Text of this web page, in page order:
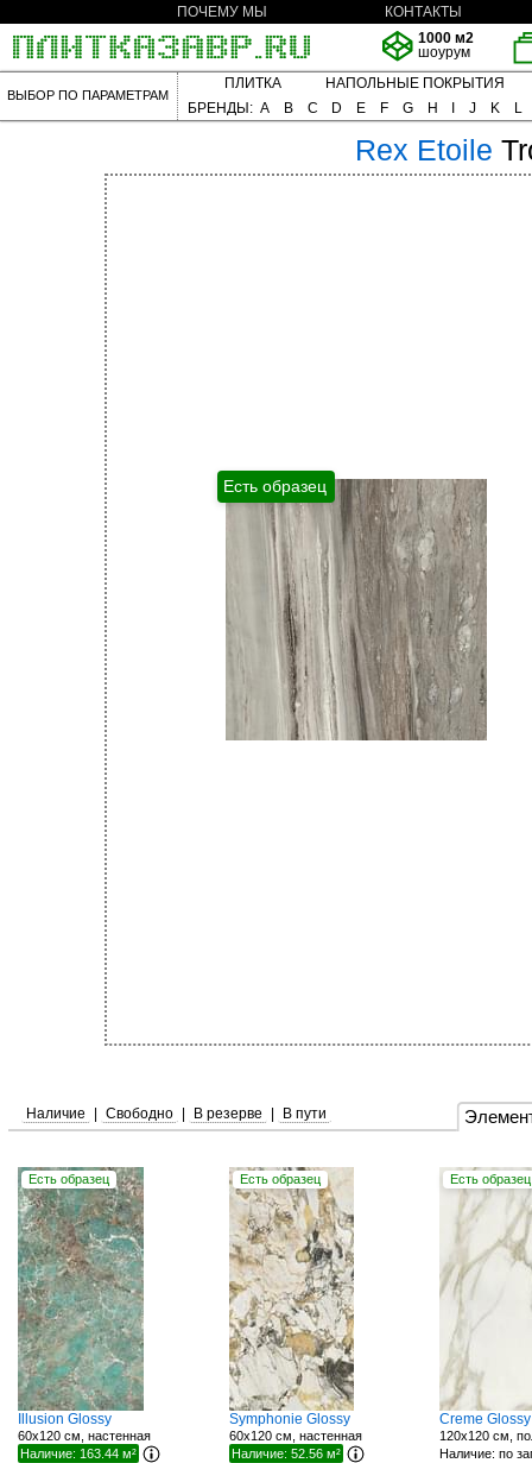
ПОЧЕМУ МЫ
КОНТАКТЫ
1000 м2
шоурум
ВЫБОР ПО ПАРАМЕТРАМ
ПЛИТКА
НАПОЛЬНЫЕ ПОКРЫТИЯ
БРЕНДЫ: A B C D E F G H J K L
Rex Etoile
Есть образец
Наличие Свободно В резерве В пути
Есть образец
Illusion Glossy
60x120 см, настенная
Наличие: 163.44 м²
Есть образец
Symphonie Glossy
60x120 см, настенная
Наличие: 52.56 м²
Есть образец
Creme Glossy
120x120 см,
Наличие: по